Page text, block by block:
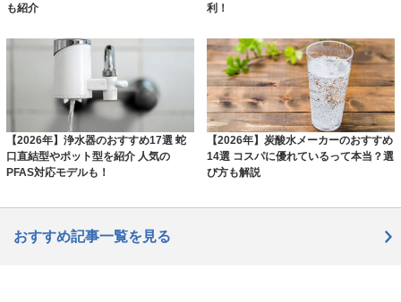
も紹介
利！
【2026年】浄水器のおすすめ17選 蛇
口直結型やポット型を紹介 人気の
PFAS対応モデルも！
【2026年】炭酸水メーカーのおすすめ
14選 コスパに優れているって本当？選
び方も解説
おすすめ記事一覧を見る